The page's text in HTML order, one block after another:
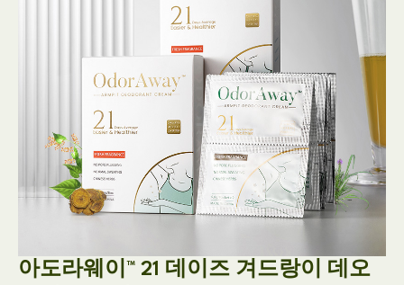
아도라웨이™ 21 데이즈 겨드랑이 데오